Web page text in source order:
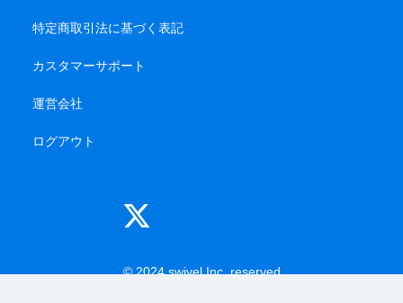
特定商取引法に基づく表記
カスタマーサポート
運営会社
ログアウト
© 2024 swivel Inc. reserved